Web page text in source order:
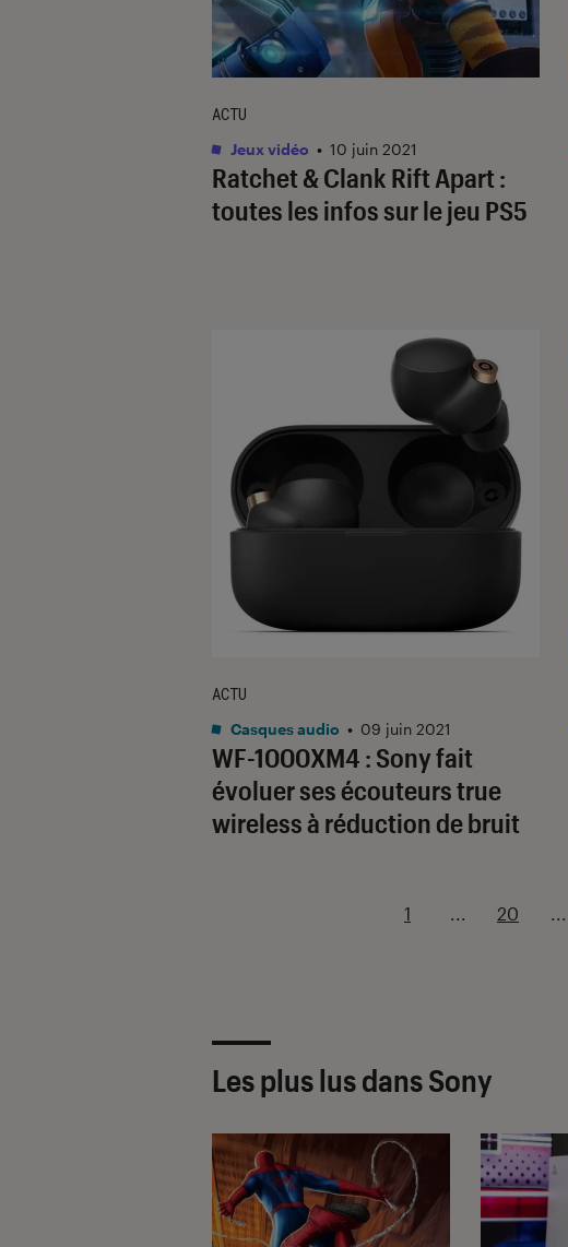
Ratchet & Clank Rift Apart :
toutes les infos sur le jeu PS5
ACTU
Jeux vidéo • 10 juin 2021
WF-1000XM4 : Sony fait
évoluer ses écouteurs true
wireless à réduction de bruit
ACTU
Casques audio • 09 juin 2021
1 ... 20 ...
Les plus lus dans Sony